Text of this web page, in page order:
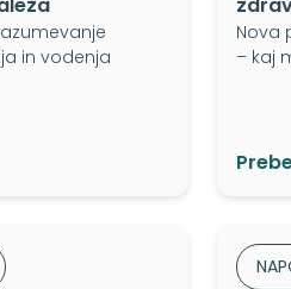
in vodenja
Nova
– kaj